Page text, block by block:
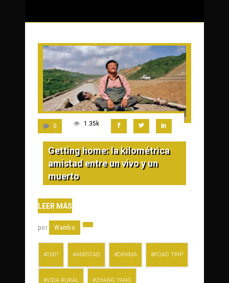
0 1.35k
Getting home: la kilométrica
amistad entre un vivo y un
muerto
LEER MÁS
por Wambo
2007 AMISTAD DRAMA ROAD TRIP
VIDA RURAL ZHANG YANG